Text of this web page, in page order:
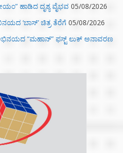
ಹಾಡಿದ ದೃಶ್ಯ ವೈಭವ 05/08/2026
‘ಬಾಸ್’ ಚಿತ್ರ ತೆರೆಗೆ 05/08/2026
“ಮಹಾನ್” ಫಸ್ಟ್ ಲುಕ್ ಅನಾವರಣ